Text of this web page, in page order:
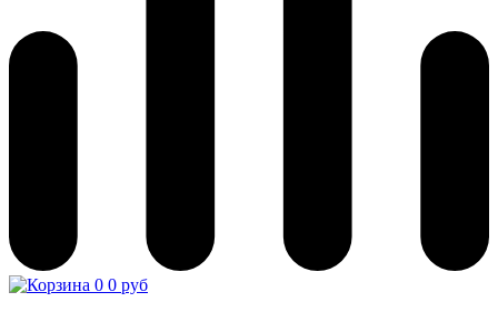
0 0 руб